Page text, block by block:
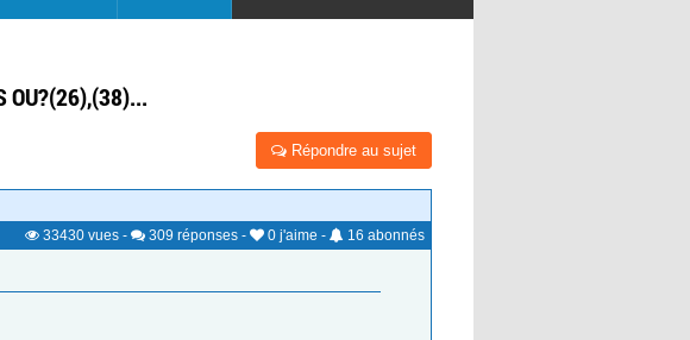
OU?(26),(38)...
Répondre au sujet
33430 vues - 309 réponses - 0 j'aime - 16 abonnés